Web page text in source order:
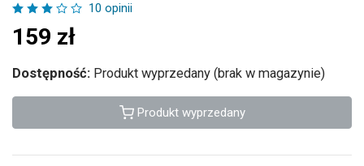
10 opinii
159 zł
Dostępność: Produkt wyprzedany (brak w magazynie)
Produkt wyprzedany